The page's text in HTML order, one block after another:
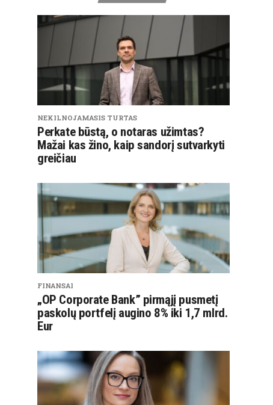
NEKILNOJAMASIS TURTAS
Perkate būstą, o notaras užimtas?
Mažai kas žino, kaip sandorį sutvarkyti
greičiau
FINANSAI
„OP Corporate Bank” pirmąjį pusmetį
paskolų portfelį augino 8% iki 1,7 mlrd.
Eur